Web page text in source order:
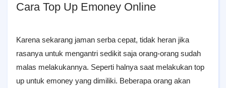
Cara Top Up Emoney Online
Karena sekarang jaman serba cepat, tidak heran jika
rasanya untuk mengantri sedikit saja orang-orang sudah
malas melakukannya. Seperti halnya saat melakukan top
up untuk emoney yang dimiliki. Beberapa orang akan